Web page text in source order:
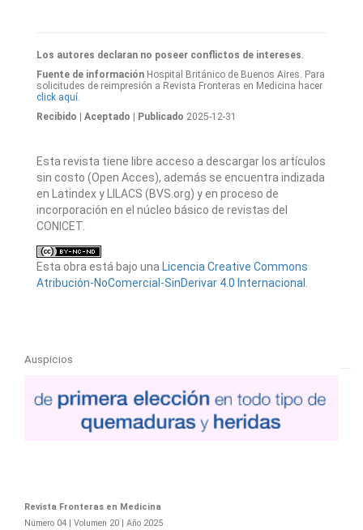
Los autores declaran no poseer conflictos de intereses.
Fuente de información Hospital Británico de Buenos Aires. Para
solicitudes de reimpresión a Revista Fronteras en Medicina hacer
click aquí.
Recibido
| Aceptado | Publicado 2025-12-31
Esta revista tiene libre acceso a descargar los artículos
sin costo (Open Acces), además se encuentra indizada
en Latindex y LILACS (BVS.org) y en proceso de
incorporación en el núcleo básico de revistas del
CONICET.
Esta obra está bajo una Licencia Creative Commons
Atribución-NoComercial-SinDerivar 4.0 Internacional
Auspicios
Revista Fronteras en Medicina
Número 04 | Volumen 20 | Año 2025